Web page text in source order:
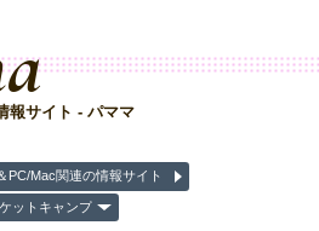
報サイト - パママ
PC/Mac関連の情報サイト
ットキャンプ